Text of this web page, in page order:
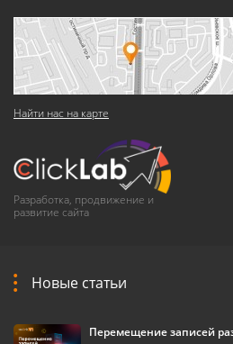
Найти нас на карте
Разработка, продвижение и
развитие сайта
Новые статьи
Перемещение записей